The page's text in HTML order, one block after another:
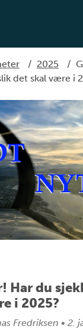
/ 2025 /
det skal være i
Har du
i 2025?
Fredriksen • 2.